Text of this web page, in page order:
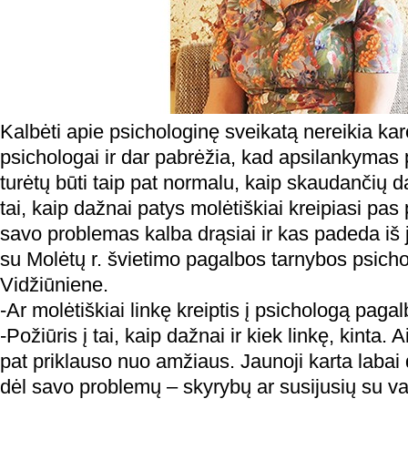
Kalbėti apie psichologinę sveikatą nereikia
psichologai ir dar pabrėžia, kad apsilankymas
turėtų būti taip pat normalu, kaip skaudančių
tai, kaip dažnai patys molėtiškiai kreipiasi pas
savo problemas kalba drąsiai ir kas padeda
su Molėtų r. švietimo pagalbos tarnybos
Vidžiūniene.
-Ar molėtiškiai linkę kreiptis į psichologą
-Požiūris į tai, kaip dažnai ir kiek linkę, kinta.
pat priklauso nuo amžiaus. Jaunoji karta
dėl savo problemų – skyrybų ar susijusių su